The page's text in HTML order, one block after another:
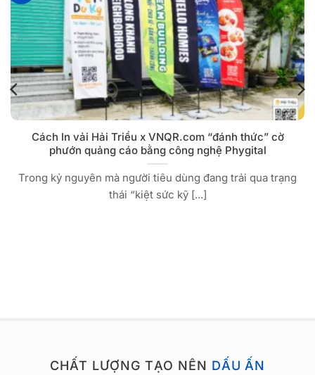
Cách In vải Hải Triều x VNQR.com “đánh thức” cờ
phướn quảng cáo bằng công nghệ Phygital
Trong kỷ nguyên mà người tiêu dùng đang trải qua trạng
thái “kiệt sức kỹ [...]
CHẤT LƯỢNG TẠO NÊN DẤU ẤN